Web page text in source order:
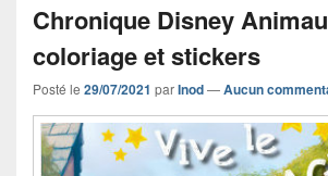
Chronique Disney
coloriage et stickers
Posté le 29/07/2021 parInod—Aucun